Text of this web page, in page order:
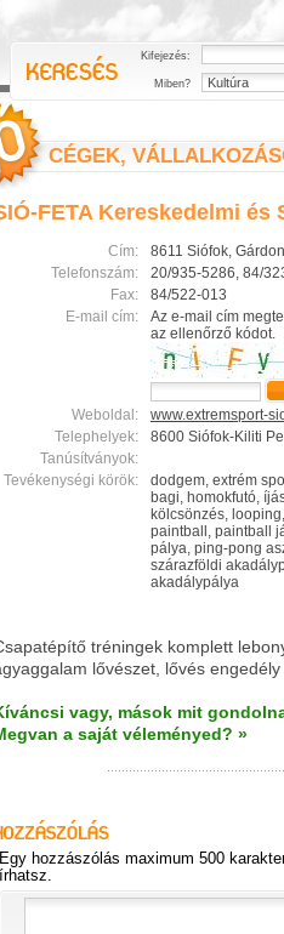
Kifejezés:
Miben?
CÉGEK,
FETA Kereskedelmi és
Cím:
8611 Siófok,
Telefonszám:
20/935-5286, 84/
Fax:
84/522-013
E-mail cím:
Az e-mail cím
az ellenőrző kódot.
Weboldal:
www.extremsport-
Telephelyek:
8600 Siófok-Kiliti
Tanúsítványok:
Tevékenységi körök:
dodgem, extrém
bagi, homokfutó,
kölcsönzés,
paintball, paintball
pálya, ping-pong
szárazföldi
akadálypálya
tréningek komplett
lővészet, lővés engedély
vagy, mások mit
a saját véleményed? »
Egy hozzászólás maximum 500
írhatsz.